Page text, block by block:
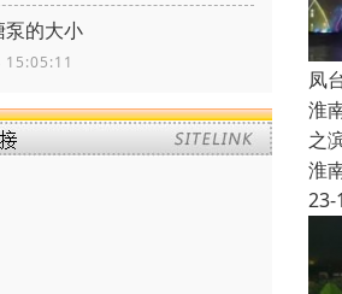
泵的大小
凤
淮
之
淮
23-